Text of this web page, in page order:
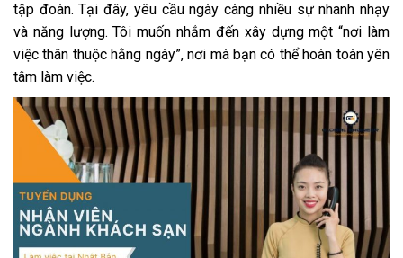
tập đoàn. Tại đây, yêu cầu ngày càng nhiều sự nhanh nhạy
và năng lượng. Tôi muốn nhắm đến xây dựng một “nơi làm
việc thân thuộc hằng ngày”, nơi mà bạn có thể hoàn toàn yên
tâm làm việc.